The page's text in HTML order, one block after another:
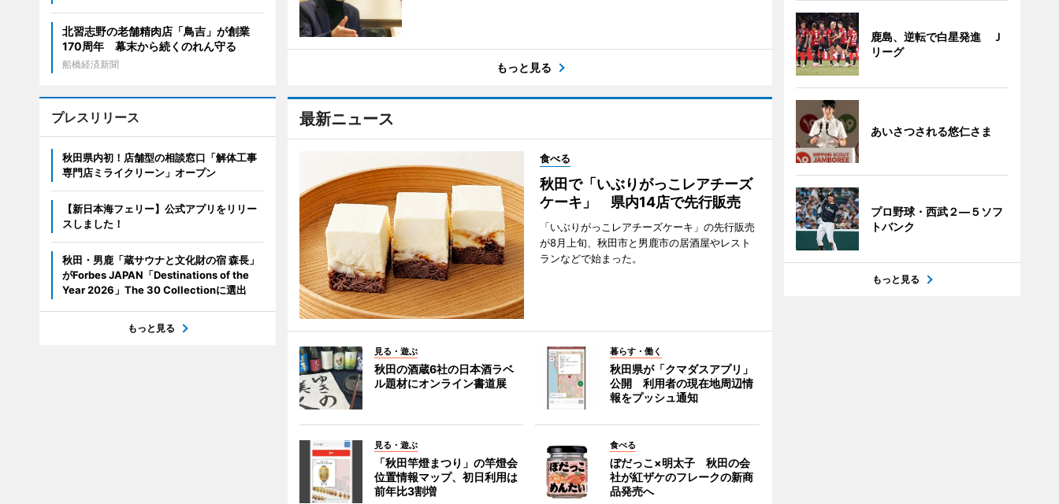
もっと見る
最新ニュース
食べる
秋田で「いぶりがっこレアチーズ
ケーキ」 県内14店で先行販売
「いぶりがっこレアチーズケーキ」の先行販売
が8月上旬、秋田市と男鹿市の居酒屋やレスト
ランなどで始まった。
見る・遊ぶ
秋田の酒蔵6社の日本酒ラベ
ル題材にオンライン書道展
暮らす・働く
秋田県が「クマダスアプリ」
公開 利用者の現在地周辺情
報をプッシュ通知
見る・遊ぶ
「秋田竿燈まつり」の竿燈会
位置情報マップ、初日利用は
前年比3割増
食べる
ぼだっこ×明太子 秋田の会
社が紅ザケのフレークの新商
品発売へ
北習志野の老舗精肉店「鳥吉」が創業
170周年 幕末から続くのれん守る
船橋経済新聞
プレスリリース
秋田県内初！店舗型の相談窓口「解体工事
専門店ミライクリーン」オープン
【新日本海フェリー】公式アプリをリリー
スしました！
秋田・男鹿「蔵サウナと文化財の宿 森長」
がForbes JAPAN「Destinations of the
Year 2026」The 30 Collectionに選出
もっと見る
鹿島、逆転で白星発進 Ｊ
リーグ
あいさつされる悠仁さま
プロ野球・西武２―５ソフ
トバンク
もっと見る